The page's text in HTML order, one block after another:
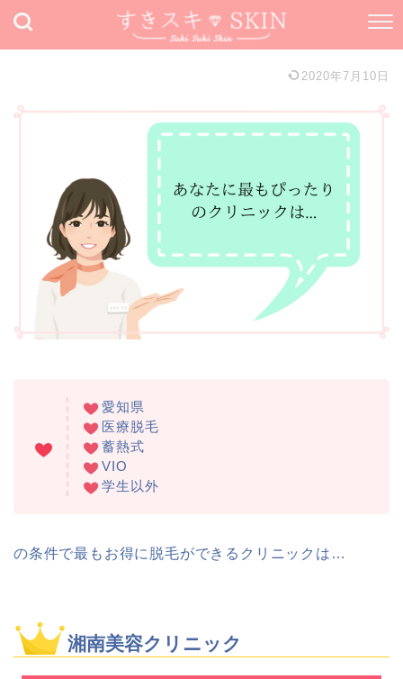
2020年7月10日
愛知県
医療脱毛
蓄熱式
VIO
学生以外
の条件で最もお得に脱毛ができるクリニックは…
湘南美容クリニック